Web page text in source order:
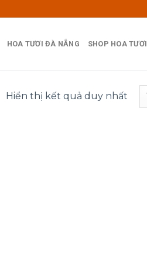
HOA TƯƠI ĐÀ NẴNG SHOP HOA TƯƠI
Hiển thị kết quả duy nhất